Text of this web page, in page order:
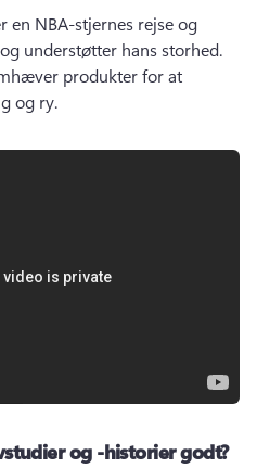
en NBA-stjernes rejse og
produkter for at
og ry.
og -historier godt?